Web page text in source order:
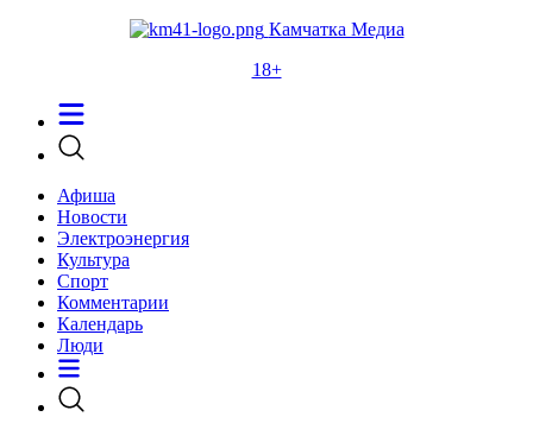
Камчатка Медиа
18+
Афиша
Новости
Электроэнергия
Культура
Спорт
Комментарии
Календарь
Люди